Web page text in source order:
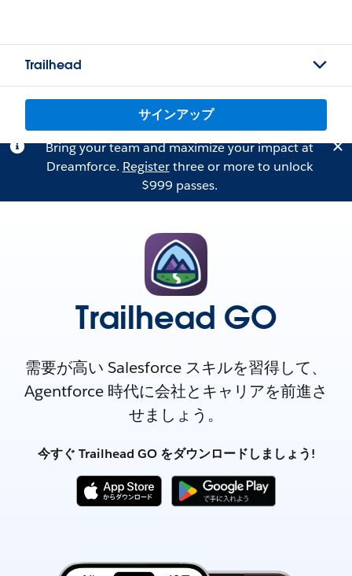
Trailhead
サインアップ
Bring your team and maximize your impact at
Dreamforce. Registerthree or more to unlock
$999 passes.
Trailhead GO
需要が高い Salesforce スキルを習得して、
Agentforce 時代に会社とキャリアを前進さ
せましょう。
今すぐ Trailhead GO をダウンロードしましょう!